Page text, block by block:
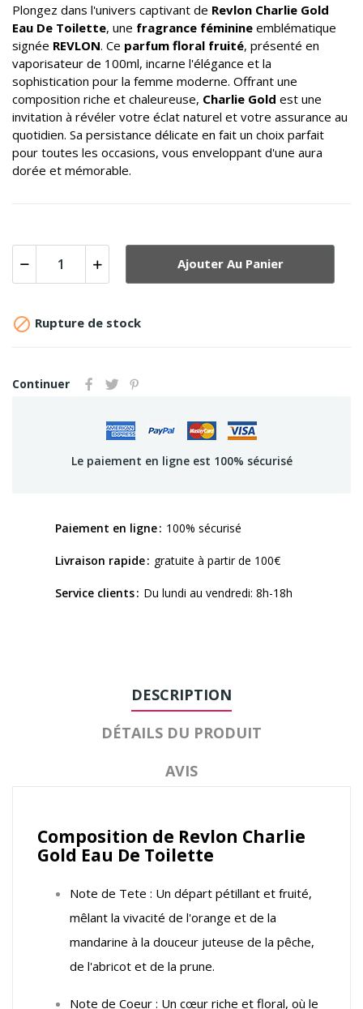
Plongez dans l'univers captivant de Revlon Charlie Gold
Eau De Toilette, une fragrance féminine emblématique
signée REVLON. Ce parfum floral fruité, présenté en
vaporisateur de 100ml, incarne l'élégance et la
sophistication pour la femme moderne. Offrant une
composition riche et chaleureuse, Charlie Gold est une
invitation à révéler votre éclat naturel et votre assurance au
quotidien. Sa persistance délicate en fait un choix parfait
pour toutes les occasions, vous enveloppant d'une aura
dorée et mémorable.
Ajouter Au Panier
 Rupture de stock
Continuer
Le paiement en ligne est 100% sécurisé
Paiement en ligne 100% sécurisé
Livraison rapide gratuite à partir de 100€
Service clients Du lundi au vendredi: 8h-18h
DESCRIPTION
DÉTAILS DU PRODUIT
AVIS
Composition de Revlon Charlie
Gold Eau De Toilette
Note de Tete : Un départ pétillant et fruité,
mêlant la vivacité de l'orange et de la
mandarine à la douceur juteuse de la pêche,
de l'abricot et de la prune.
Note de Coeur : Un cœur riche et floral, où le